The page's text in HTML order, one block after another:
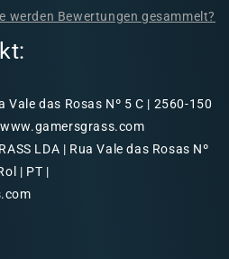
werden Bewertungen gesammelt?
Vale das Rosas Nº 5 C | 2560-150
LDA | Rua Vale das Rosas Nº
| PT |